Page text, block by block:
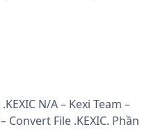
N/A – Kexi Team –
Convert File .KEXIC. Phần